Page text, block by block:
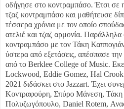
οδήγησε στο κοντραμπάσο. Έτσι σε
τζαζ κοντραμπάσο και μαθήτευσε
τέσσερα χρόνια με τον οποίο
ατελιέ και τζαζ αρμονία.
κοντραμπάσο με τον Τάκη
ύστερα από εξετάσεις, απέσπασε
από το Berklee College of Music.
Lockwood, Eddie Gomez, Hal
2021 διδάσκει στο Jazzart. Έχει
Κοντραφούρη, Σπύρο Μάνεση, Τάκη
Πολυζωγόπουλο, Daniel Rotem,